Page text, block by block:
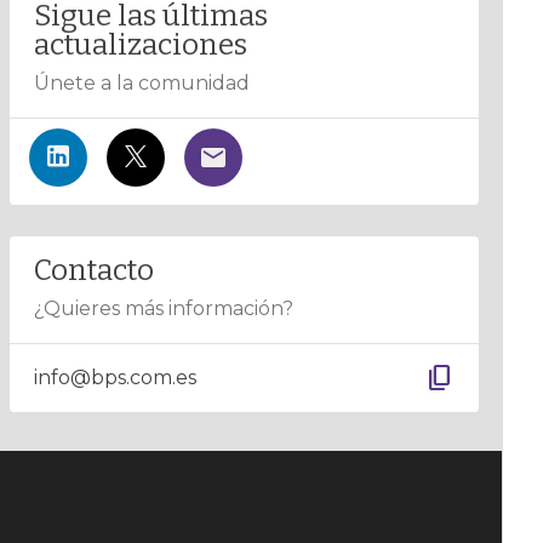
Sigue las últimas
actualizaciones
Únete a la comunidad
Contacto
¿Quieres más información?
info@bps.com.es content_copy